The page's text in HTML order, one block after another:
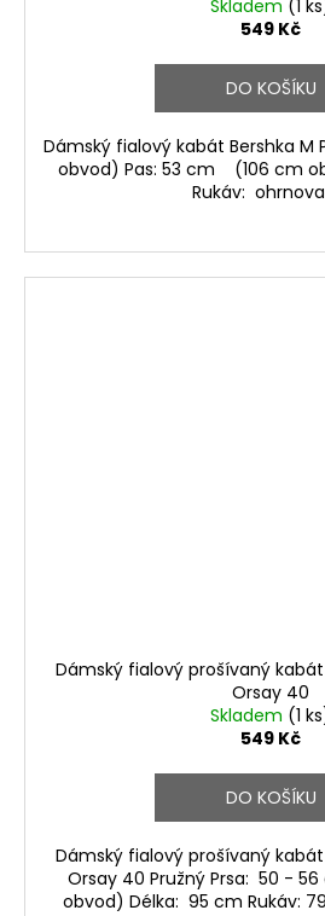
Skladem (1
549 Kč
DO KOŠÍKU
Dámský fialový kabát Bershka
obvod) Pas: 53 cm (106 cm
Rukáv:
Dámský fialový prošívaný
Orsay 40
Skladem (1
549 Kč
DO KOŠÍKU
Dámský fialový prošívaný
Orsay 40 Pružný Prsa: 50 -
obvod) Délka: 95 cm Rukáv: